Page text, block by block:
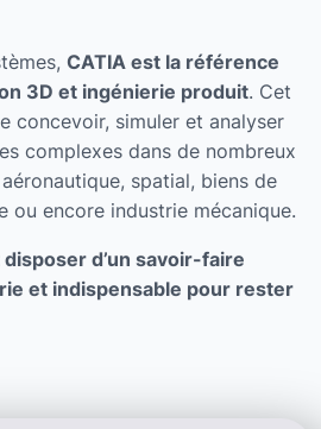
CATIA est la référence
3D et ingénierie produit. Cet
concevoir, simuler et analyser
complexes dans de nombreux
spatial, biens de
ou encore industrie mécanique.
disposer d’un savoir-faire
et indispensable pour rester